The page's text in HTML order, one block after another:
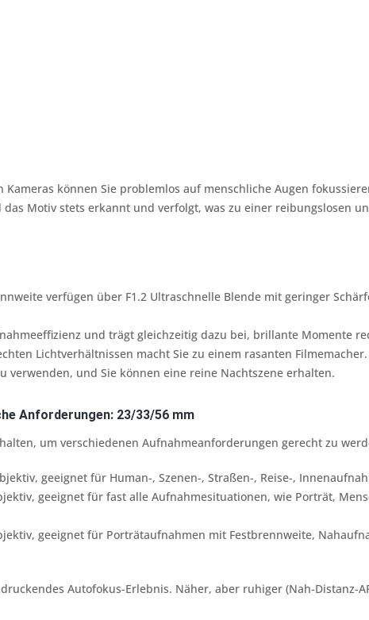
können Sie problemlos auf menschliche Augen
Motiv stets erkannt und verfolgt, was zu einer reibungslosen
verfügen über F1.2 Ultraschnelle Blende mit geringer
und trägt gleichzeitig dazu bei, brillante Momente
Lichtverhältnissen macht Sie zu einem rasanten
verwenden, und Sie können eine reine Nachtszene erhalten.
Anforderungen: 23/33/56 mm
um verschiedenen Aufnahmeanforderungen gerecht zu
geeignet für Human-, Szenen-, Straßen-, Reise-,
geeignet für fast alle Aufnahmesituationen, wie Porträt,
geeignet für Porträtaufnahmen mit Festbrennweite,
Autofokus-Erlebnis. Näher, aber ruhiger (Nah-Distanz-